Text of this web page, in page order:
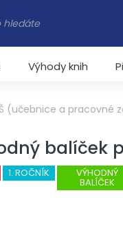
Výhody knih
(učebnice a pracovné
balíček
1. ROČNÍK VÝHODNÝ
BALÍČEK